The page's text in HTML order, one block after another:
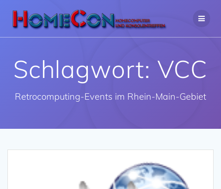
Inhalt
springen
Schlagwort: VCC
Retrocomputing-Events im Rhein-Main-Gebiet